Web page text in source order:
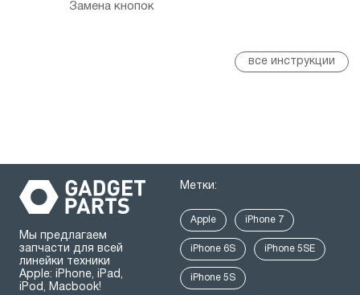
Замена кнопок
все инструкции
Мы предлагаем
запчасти для всей
линейки техники
Apple: iPhone, iPad,
iPod, Macbook!
Метки:
Apple iPhone 7
iPhone 6S iPhone 5SE
iPhone 5S